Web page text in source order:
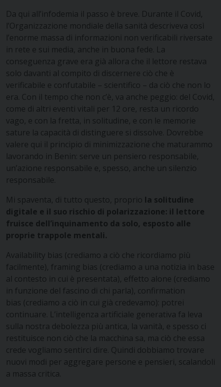
Da qui all’infodemia il passo è breve. Durante il Covid,
l’Organizzazione mondiale della sanità descriveva così
l’enorme massa di informazioni non verificabili riversate
in rete e sui media, anche in buona fede. La
conseguenza grave era già allora che il lettore restava
solo davanti al compito di discernere ciò che è
verificabile e confutabile – scientifico – da ciò che non lo
era. Con il tempo che non c’è, va anche peggio: del Covid,
come di altri eventi vitali per 12 ore, resta un ricordo
vago, e con la fretta, in solitudine, e con le memorie
sature la capacità di distinguere si dissolve. Dovrebbe
valere qui il principio di minimizzazione che maturammo
lavorando in Benin: serve un pensiero responsabile,
un’azione responsabile e, spesso, anche un silenzio
responsabile.
Mi spaventa, di tutto questo, proprio la solitudine
digitale e il suo rischio di polarizzazione: il lettore
fruisce dell’inquinamento da solo, esposto alle
proprie trappole mentali.
Availability bias (crediamo a ciò che ricordiamo più
facilmente), framing bias (crediamo a una notizia in base
al contesto in cui è presentata), effetto alone (crediamo
in funzione del fascino di chi parla), confirmation
bias (crediamo a ciò in cui già credevamo): potrei
continuare. L’intelligenza artificiale generativa fa leva
sulla nostra debolezza più antica, la vanità, e spesso ci
restituisce non ciò che la macchina sa, ma ciò che essa
crede vogliamo sentirci dire. Quindi dobbiamo trovare
nuovi modi per aggregare persone e pensieri, scalandoli
a massa critica.